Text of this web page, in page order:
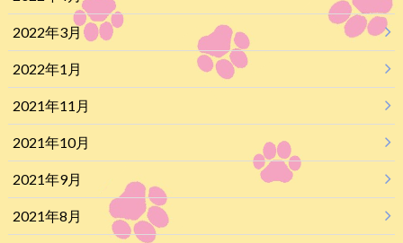
2022年3月
2022年1月
2021年11月
2021年10月
2021年9月
2021年8月